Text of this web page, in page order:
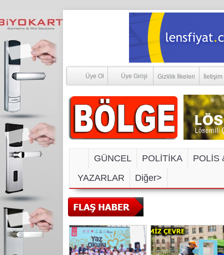
Üye Ol Üye Girişi Gizlilik İlkeleri İletişim
GÜNCEL POLİTİKA
POLİS
YAZARLAR
Diğer>